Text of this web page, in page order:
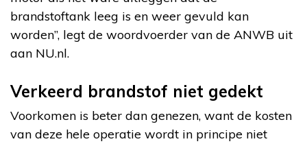
brandstoftank leeg is en weer gevuld kan
worden”, legt de woordvoerder van de ANWB uit
aan NU.nl.
Verkeerd brandstof niet gedekt
Voorkomen is beter dan genezen, want de kosten
van deze hele operatie wordt in principe niet